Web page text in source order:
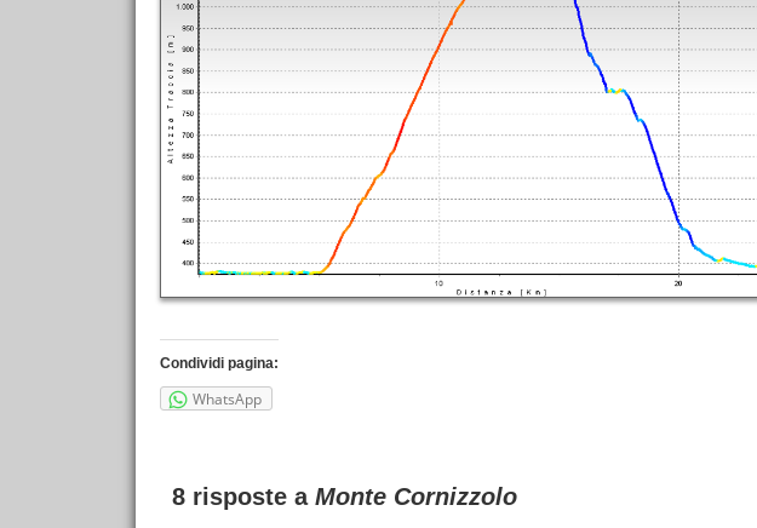
Condividi pagina:
WhatsApp
8 risposte a Monte Cornizzolo